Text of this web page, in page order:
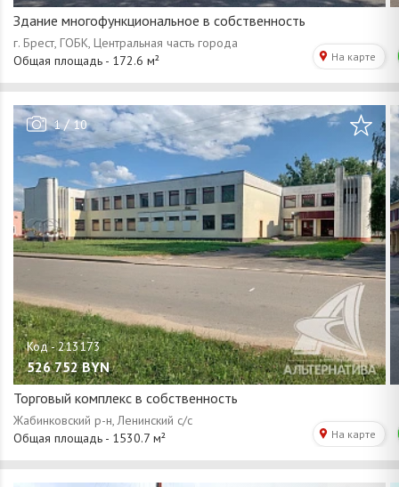
Здание многофункциональное в собственность
1/10
526 752 BYN
Торговый комплекс в собственность